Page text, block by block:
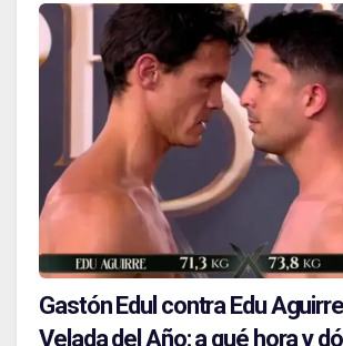
Gastón Edul contra Edu
Velada del Año: a qué hora y